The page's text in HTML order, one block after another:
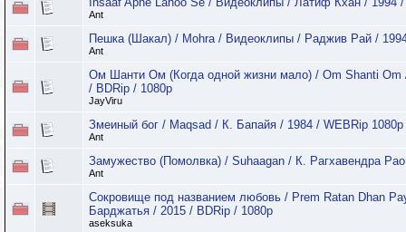
Ant
Пешка (Шакал) / Mohra / Видеоклипы / Раджив Рай /
Ant
Ом Шанти Ом (Когда одной жизни мало) / Om Shanti
/ BDRip / 1080p
JayViru
Змеиный бог / Maqsad / К. Бапайя / 1984 / WEBRip 1080p
Ant
Замужество (Помолвка) / Suhaagan / К. Рагхавендра
Ant
Сокровище под названием любовь / Prem Ratan Dhan
Барджатья / 2015 / BDRip / 1080p
aseksuka